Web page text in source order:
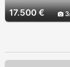
17.500 € 3